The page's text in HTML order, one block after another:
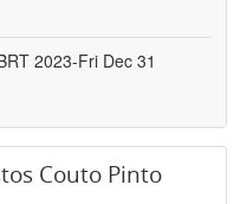
2023-Fri Dec 31
Couto Pinto